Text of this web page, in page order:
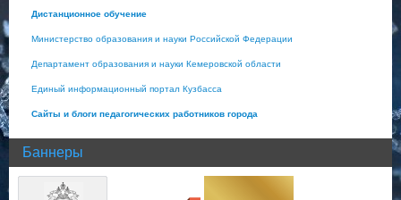
Дистанционное обучение
Министерство образования и науки Российской Федерации
Департамент образования и науки Кемеровской области
Единый информационный портал Кузбасса
Сайты и блоги педагогических работников города
Баннеры